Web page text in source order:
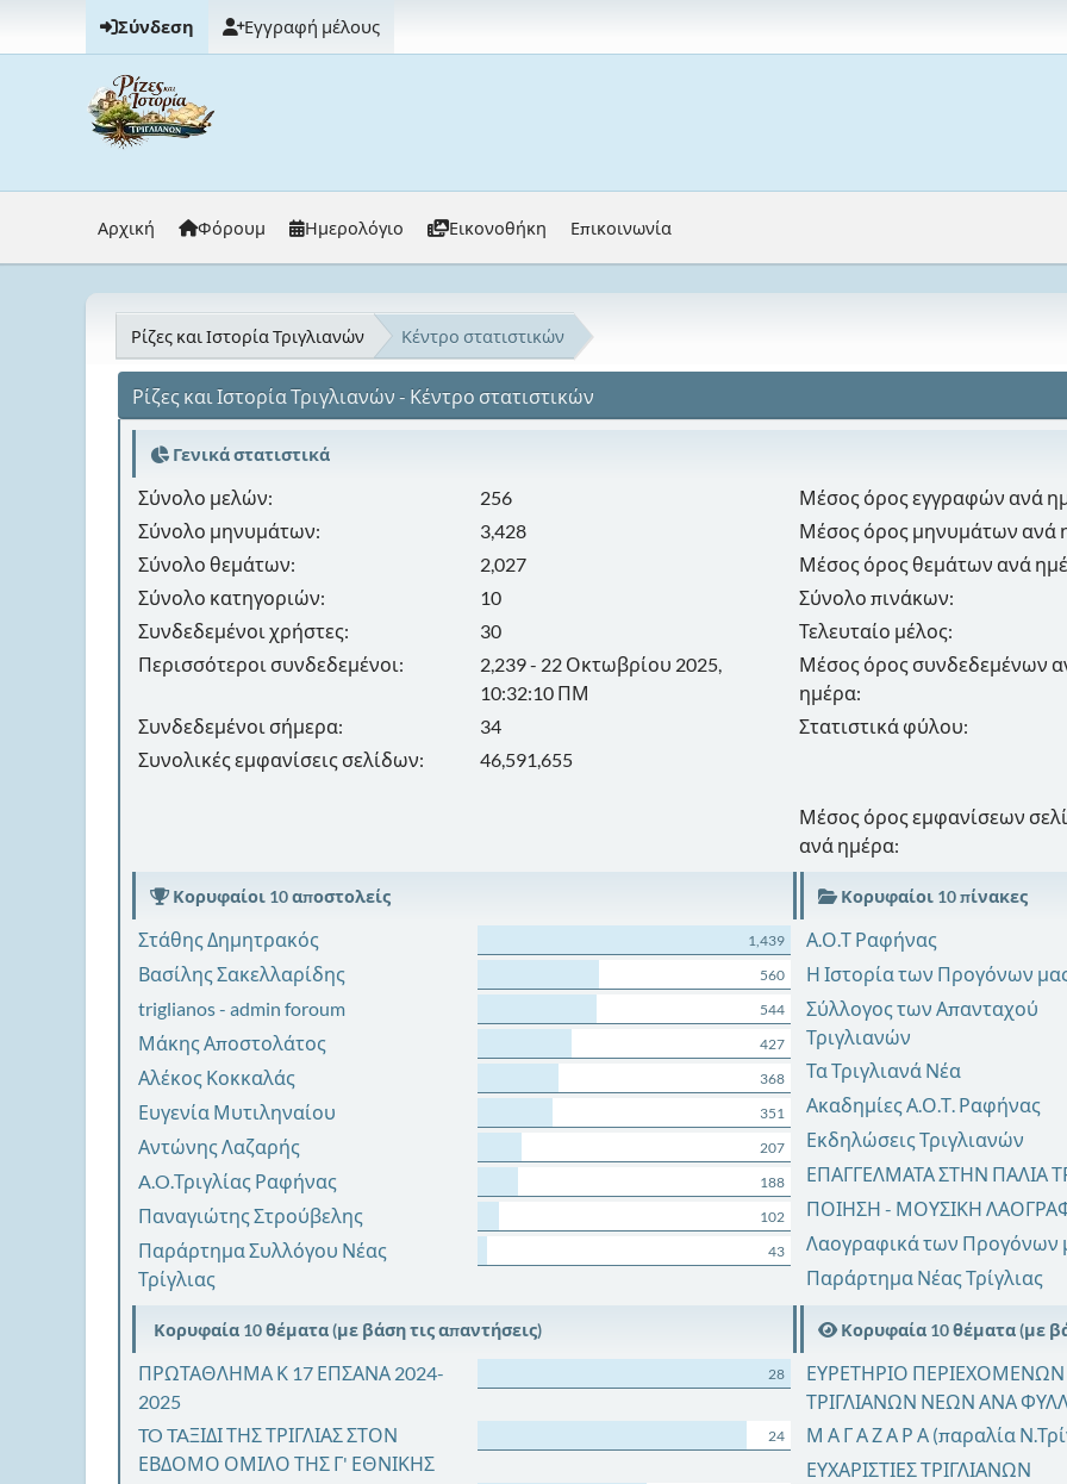
Σύνδεση Εγγραφή μέλους
Αρχική Φόρουμ Ημερολόγιο Εικονοθήκη Επικοινωνία
Ρίζες και Ιστορία Τριγλιανών Κέντρο στατιστικών
Ρίζες και Ιστορία Τριγλιανών - Κέντρο στατιστικών
Γενικά στατιστικά
Σύνολο μελών:
256
Σύνολο μηνυμάτων:
3,428
Σύνολο θεμάτων:
2,027
Σύνολο κατηγοριών:
10
Συνδεδεμένοι χρήστες:
30
Περισσότεροι συνδεδεμένοι:
2,239 - 22 Οκτωβρίου 2025,
10:32:10 ΠΜ
Συνδεδεμένοι σήμερα:
34
Συνολικές εμφανίσεις σελίδων:
46,591,655
Μέσος όρος εγγραφών ανά
Μέσος όρος μηνυμάτων ανά
Μέσος όρος θεμάτων ανά
Σύνολο πινάκων:
Τελευταίο μέλος:
Μέσος όρος συνδεδεμένων
ημέρα:
Στατιστικά φύλου:
Μέσος όρος εμφανίσεων
ανά ημέρα:
Κορυφαίοι 10 αποστολείς
Στάθης Δημητρακός 1,439
Βασίλης Σακελλαρίδης 560
triglianos - admin foroum 544
Μάκης Αποστολάτος 427
Αλέκος Κοκκαλάς 368
Ευγενία Μυτιληναίου 351
Αντώνης Λαζαρής 207
A.O.Τριγλίας Ραφήνας 188
Παναγιώτης Στρούβελης 102
Παράρτημα Συλλόγου Νέας
Τρίγλιας
43
Κορυφαίοι 10 πίνακες
Α.Ο.Τ Ραφήνας
Η Ιστορία των Προγόνων
Σύλλογος των Απανταχού
Τριγλιανών
Τα Τριγλιανά Νέα
Ακαδημίες Α.Ο.Τ. Ραφήνας
Εκδηλώσεις Τριγλιανών
ΕΠΑΓΓΕΛΜΑΤΑ ΣΤΗΝ ΠΑΛΙΑ
ΠΟΙΗΣΗ - ΜΟΥΣΙΚΗ
Λαογραφικά των Προγόνων
Παράρτημα Νέας Τρίγλιας
Κορυφαία 10 θέματα (με βάση τις απαντήσεις)
ΠΡΩΤΑΘΛΗΜΑ Κ 17 ΕΠΣΑΝΑ 2024-
2025
28
TO TAΞΙΔΙ ΤΗΣ ΤΡΙΓΛΙΑΣ ΣΤΟΝ
ΕΒΔΟΜΟ ΟΜΙΛΟ ΤΗΣ Γ' ΕΘΝΙΚΗΣ
24
Κορυφαία 10 θέματα (με
ΕΥΡΕΤΗΡΙΟ ΠΕΡΙΕΧΟΜΕΝΩΝ
ΤΡΙΓΛΙΑΝΩΝ ΝΕΩΝ ΑΝΑ
Μ Α Γ Α Ζ Α Ρ Α (παραλία
ΕΥΧΑΡΙΣΤΙΕΣ ΤΡΙΓΛΙΑΝΩΝ